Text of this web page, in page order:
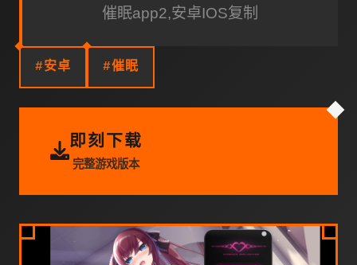
催眠app2,安卓IOS复制
#安卓 #催眠
即刻下载
完整游戏版本